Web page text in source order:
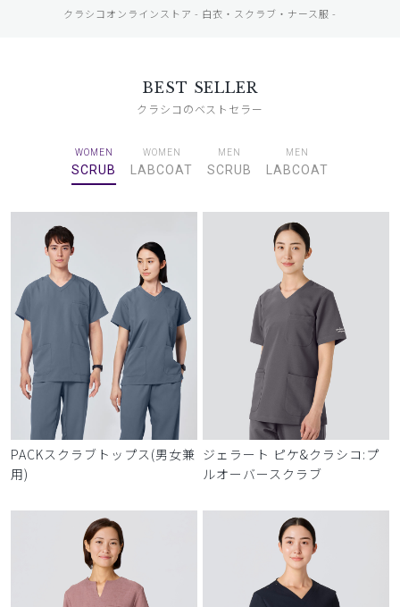
クラシコオンラインストア - 白衣・スクラブ・ナース服 -
BEST SELLER
クラシコのベストセラー
WOMEN
SCRUB
WOMEN
LABCOAT
MEN
SCRUB
MEN
LABCOAT
PACKスクラブトップス(男女兼
用)
ジェラート ピケ&クラシコ:プ
ルオーバースクラブ